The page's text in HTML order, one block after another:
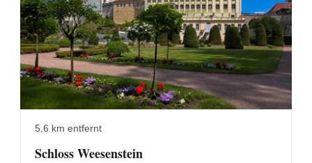
5,6 km entfernt
Schloss Weesenstein